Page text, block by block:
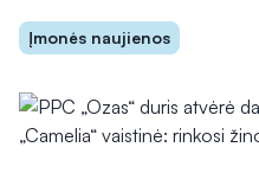
Įmonės naujienos